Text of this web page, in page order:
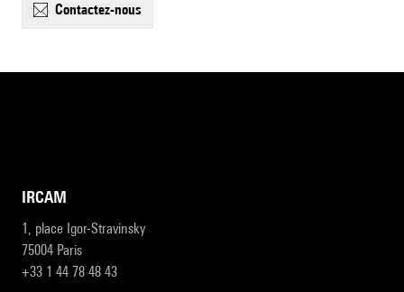
contactez-nous
IRCAM
1, place Igor-Stravinsky
75004 Paris
+33 1 44 78 48 43